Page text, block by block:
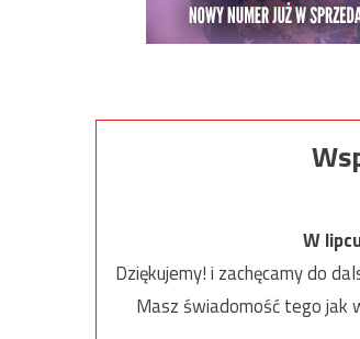
W
Dziękujemy! i zachęcamy do
Masz świadomość tego jak